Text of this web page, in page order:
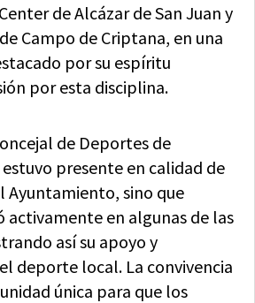
de Alcázar de San Juan y
Campo de Criptana, en una
por su espíritu
por esta disciplina.
de Deportes de
presente en calidad de
Ayuntamiento, sino que
en algunas de las
así su apoyo y
deporte local. La convivencia
única para que los